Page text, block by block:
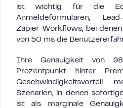
ist wichtig für die
Anmeldeformularen,
Zapier-Workflows, bei
von 50 ms die
Ihre Genauigkeit von
Prozentpunkt hinter
Szenarien, in denen
ist als marginale